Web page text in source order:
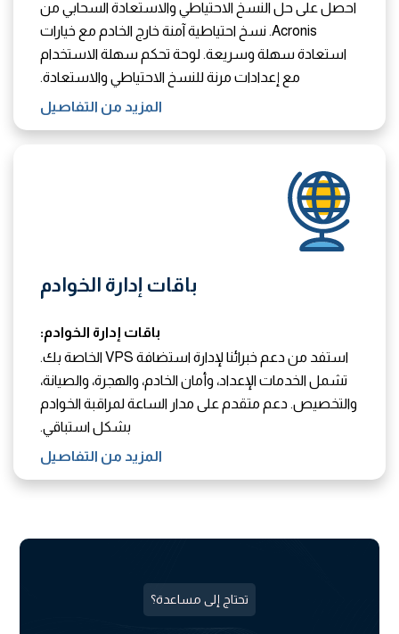
احصل على حل النسخ الاحتياطي والاستعادة السحابي من
Acronis. نسخ احتياطية آمنة خارج الخادم مع خيارات
استعادة سهلة وسريعة. لوحة تحكم سهلة الاستخدام
مع إعدادات مرنة للنسخ الاحتياطي والاستعادة.
المزيد من التفاصيل
باقات إدارة الخوادم
باقات إدارة الخوادم:
استفد من دعم خبرائنا لإدارة استضافة VPS الخاصة بك.
تشمل الخدمات الإعداد، وأمان الخادم، والهجرة، والصيانة،
والتخصيص. دعم متقدم على مدار الساعة لمراقبة الخوادم
بشكل استباقي.
المزيد من التفاصيل
تحتاج إلى مساعدة؟